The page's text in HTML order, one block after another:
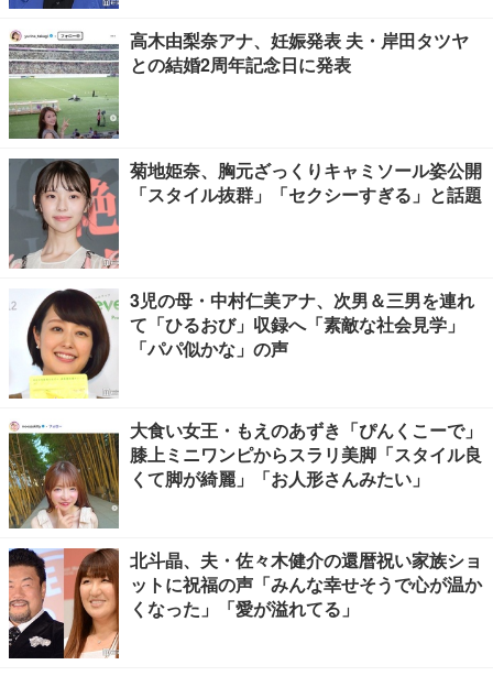
高木由梨奈アナ、妊娠発表 夫・岸田タツヤ
との結婚2周年記念日に発表
菊地姫奈、胸元ざっくりキャミソール姿公開
「スタイル抜群」「セクシーすぎる」と話題
3児の母・中村仁美アナ、次男＆三男を連れ
て「ひるおび」収録へ「素敵な社会見学」
「パパ似かな」の声
大食い女王・もえのあずき「ぴんくこーで」
膝上ミニワンピからスラリ美脚「スタイル良
くて脚が綺麗」「お人形さんみたい」
北斗晶、夫・佐々木健介の還暦祝い家族ショ
ットに祝福の声「みんな幸せそうで心が温か
くなった」「愛が溢れてる」